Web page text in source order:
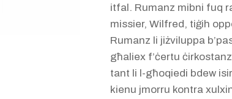
itfal. Rumanz mibni fuq
missier, Wilfred, tiġih
Rumanz li jiżviluppa
għaliex f’ċertu
tant li l-għoqiedi bdew
kienu jmorru kontra